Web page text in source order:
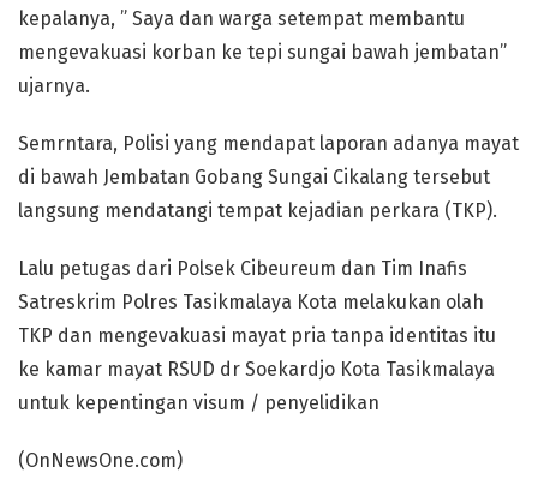
kepalanya, ” Saya dan warga setempat membantu
mengevakuasi korban ke tepi sungai bawah jembatan”
ujarnya.
Semrntara, Polisi yang mendapat laporan adanya mayat
di bawah Jembatan Gobang Sungai Cikalang tersebut
langsung mendatangi tempat kejadian perkara (TKP).
Lalu petugas dari Polsek Cibeureum dan Tim Inafis
Satreskrim Polres Tasikmalaya Kota melakukan olah
TKP dan mengevakuasi mayat pria tanpa identitas itu
ke kamar mayat RSUD dr Soekardjo Kota Tasikmalaya
untuk kepentingan visum / penyelidikan
(OnNewsOne.com)